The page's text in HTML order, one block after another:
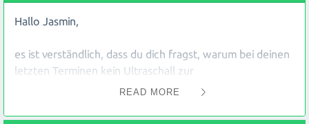
Hallo Jasmin,
es ist verständlich, dass du dich fragst, warum bei deinen
letzten Terminen kein Ultraschall zur
Geschlechtsbestimmung durchgeführt wurde. In der
Schwangerschaftswoche vorgenommen. Es kann
READ MORE